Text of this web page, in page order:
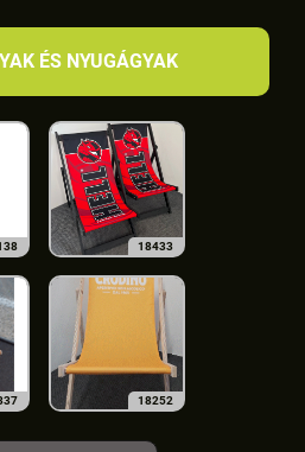
ÉS NYUGÁGYAK
18433
18252